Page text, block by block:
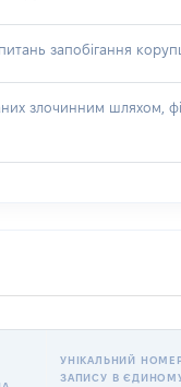
запобігання
злочинним шляхом,
УНІКАЛЬНИЙ
ЗАПИСУ В